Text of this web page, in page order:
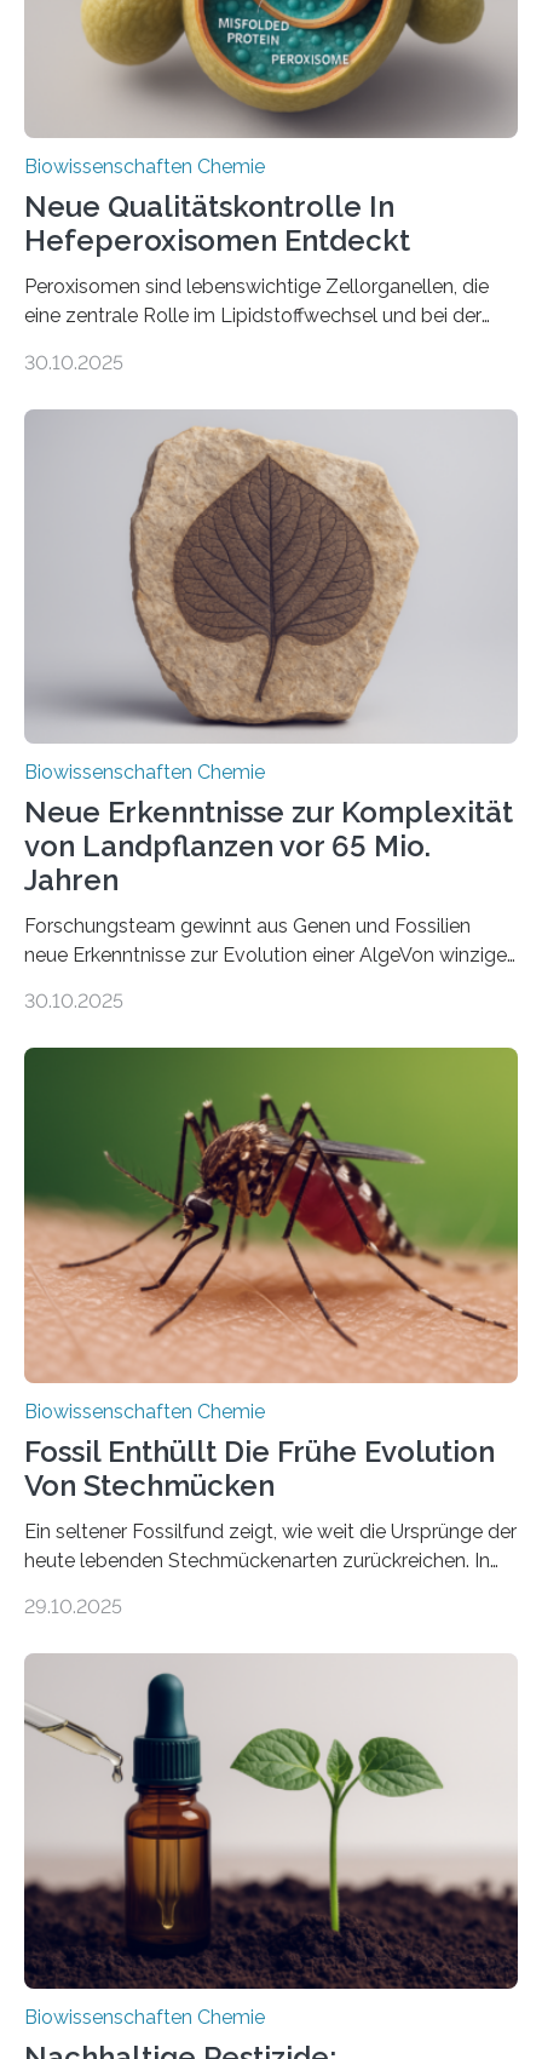
Biowissenschaften Chemie
Neue Qualitätskontrolle In
Hefeperoxisomen Entdeckt
Peroxisomen sind lebenswichtige Zellorganellen, die
eine zentrale Rolle im Lipidstoffwechsel und bei der
erfüllen können, müssen zahlreiche Enzyme präzise in
der Ruhr-Universität Bochum um Prof. Dr. Ralf Erdmann
und Dr. Ismaila Francis Yusuf hat nun einen bislang
unbekannten Qualitätskontrollmechanismus des
peroxisomalen Proteintransports in der Bäckerhefe
Saccharomyces cerevisiae entdeckt, der für die
Funktionsfähigkeit der Organellen entscheidend ist. Die
Studie wurde am 28. Oktober 2025 in der
Fachzeitschrift…
30.10.2025
Biowissenschaften Chemie
Neue Erkenntnisse zur Komplexität
von Landpflanzen vor 65 Mio.
Jahren
Forschungsteam gewinnt aus Genen und Fossilien
neue Erkenntnisse zur Evolution einer AlgeVon winzigen
Landpflanzen zählen zu den komplexesten
Grünalgen, die vor Hunderten von Millionen Jahren
lebten. Unter den Vorfahren sticht eine Gruppe heraus,
die noch heute in der Natur vorkommt: die
Süßwasseralge Coleochaetophyceae. Einige Arten
dieser Gruppe bilden aus Zellfäden dichte Geflechte
mit scheibenförmiger Gestalt. Was auffällig ist: Die
nächsten…
30.10.2025
Biowissenschaften Chemie
Fossil Enthüllt Die Frühe Evolution
Von Stechmücken
Ein seltener Fossilfund zeigt, wie weit die Ursprünge der
heute lebenden Stechmückenarten zurückreichen. In
Forschende die bisher älteste bekannte Stechmücken-
Region Kachin in Myanmar und hat sich in
ausgezeichnetem Zustand erhalten. Es konnte als neue
Art einer neuen Gattung beschrieben werden und trägt
nun den Namen Cretosabethes primaevus. Dieser erste
fossile Nachweis einer Stechmückenlarve in Bernstein
stellt gleichzeitig den ersten Fossilfund einer
Mückenlarve aus dem Mesozoikum dar, denn…
29.10.2025
Biowissenschaften Chemie